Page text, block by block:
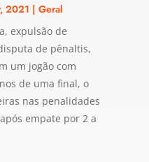
2021 | Geral
expulsão de
de pênaltis,
um jogão com
de uma final, o
nas penalidades
empate por 2 a